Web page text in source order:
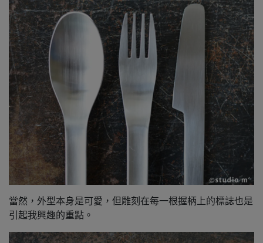
當然，外型本身是可愛，但雕刻在每一根握柄上的標誌也是
引起我興趣的重點。